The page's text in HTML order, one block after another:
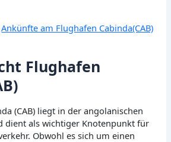
Ankünfte am Flughafen Cabinda(CAB)
Flughafen
(CAB) liegt in der angolanischen
dient als wichtiger Knotenpunkt für
Obwohl es sich um einen